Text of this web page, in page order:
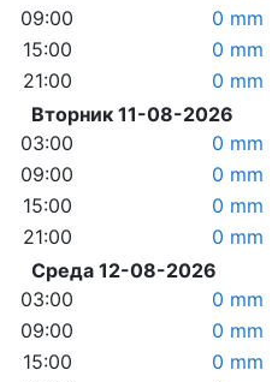
09:00
0 mm
15:00
0 mm
21:00
0 mm
Вторник 11-08-2026
03:00
0 mm
09:00
0 mm
15:00
0 mm
21:00
0 mm
Среда 12-08-2026
03:00
0 mm
09:00
0 mm
15:00
0 mm